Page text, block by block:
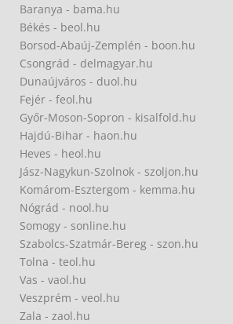
Baranya - bama.hu
Békés - beol.hu
Borsod-Abaúj-Zemplén - boon.hu
Csongrád - delmagyar.hu
Dunaújváros - duol.hu
Fejér - feol.hu
Győr-Moson-Sopron - kisalfold.hu
Hajdú-Bihar - haon.hu
Heves - heol.hu
Jász-Nagykun-Szolnok - szoljon.hu
Komárom-Esztergom - kemma.hu
Nógrád - nool.hu
Somogy - sonline.hu
Szabolcs-Szatmár-Bereg - szon.hu
Tolna - teol.hu
Vas - vaol.hu
Veszprém - veol.hu
Zala - zaol.hu